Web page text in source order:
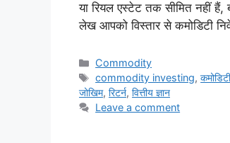
या रियल एस्टेट तक सीमित नहीं
लेख आपको विस्तार से कमोडिटी
Categories
Commodity
Tags
commodity investing,
जोखिम, रिटर्न, वित्तीय ज्ञान
Leave a comment